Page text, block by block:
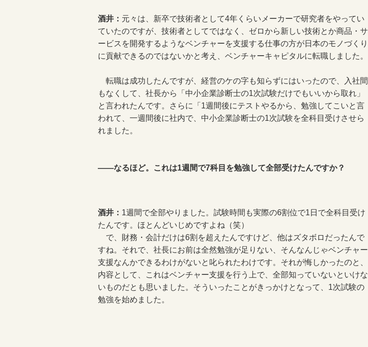
酒井： 元々は、新卒で技術者として4年くらいメーカーで研究者をやってい
ていたのですが、技術者としてではなく、ゼロから新しい技術とか商品・サ
ービスを開発するようなベンチャーを支援する仕事の方が日本のモノづくり
に貢献できるのではないかと考え、ベンチャーキャピタルに転職しました。
転職は成功したんですが、経営のケの字も知らずにはいったので、入社間
もなくして、社長から「中小企業診断士の1次試験だけでもいいから取れ」
と言われたんです。さらに「1週間後にテストやるから、勉強してこいと言
われて、一週間後に社内で、中小企業診断士の1次試験を全科目受けさせら
れました。
――なるほど。これは1週間で7科目を勉強して全部受けたんですか？
酒井： 1週間で全部やりました。試験時間も実際の6割位で1日で全科目受け
たんです。ほとんどいじめですよね（笑）
で、財務・会計だけは6割を超えたんですけど、他はズタボロだったんで
すね。それで、社長にお前は全然勉強が足りない、そんなんじゃベンチャー
支援なんかできるわけがないと叱られたわけです。それが悔しかったのと、
内容として、これはベンチャー支援を行う上で、全部知っていないといけな
いものだとも思いました。そういったことがきっかけとなって、1次試験の
勉強を始めました。